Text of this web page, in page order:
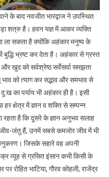
के बाद नवजीत भारद्वाज ने उपस्थित
शत्रु है। हवन यज्ञ में आकर व्यक्ति
ला सकता है क्योंकि अहंकार मनुष्य के
भ्रष्ट कर देता है। अहंकार से ग्रस्त
खुद को सर्वश्रेष्ठ सर्वेसर्वा समझता
को त्याग कर सद्भाव और समभाव से
का पर्याय भी अहंकार ही है। इसी
क्षेत्र में ज्ञान व शक्ति से सम्पन्न
है कि दूसरे के ज्ञान अनुभव सलाह
जंतु हैं, उनमें सबसे कमजोर जीव में भी
जिसके सहारे वह अपनी
व्यूह से ग्रसित इंसान कभी किसी के
रोहित भाटिया, गौरव कोहली, राजेंद्र